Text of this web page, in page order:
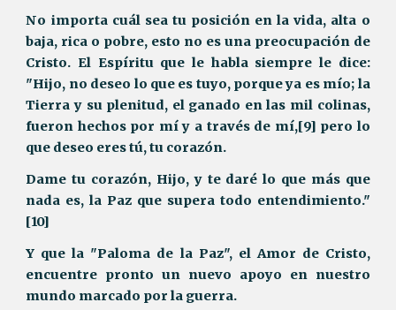
No importa cuál sea tu posición en la vida, alta o
baja, rica o pobre, esto no es una preocupación de
Cristo. El Espíritu que le habla siempre le dice:
"Hijo, no deseo lo que es tuyo, porque ya es mío; la
Tierra y su plenitud, el ganado en las mil colinas,
fueron hechos por mí y a través de mí,[9] pero lo
que deseo eres tú, tu corazón.
Dame tu corazón, Hijo, y te daré lo que más que
nada es, la Paz que supera todo entendimiento."
[10]
Y que la "Paloma de la Paz", el Amor de Cristo,
encuentre pronto un nuevo apoyo en nuestro
mundo marcado por la guerra.